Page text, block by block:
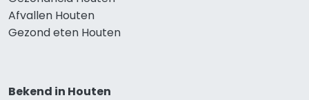
Afvallen Houten
Gezond eten Houten
Bekend in Houten